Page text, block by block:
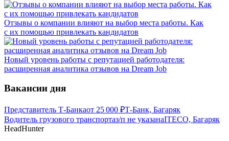
Отзывы о компании влияют на выбор места работы. Как
с их помощью привлекать кандидатов
Новый уровень работы с репутацией работодателя:
расширенная аналитика отзывов на Dream Job
Вакансии дня
Представитель Т-Банкаот 25 000 ₽Т-Банк, Багаряк
Водитель грузового транспортаз/п не указанаITECO, Багаряк
HeadHunter